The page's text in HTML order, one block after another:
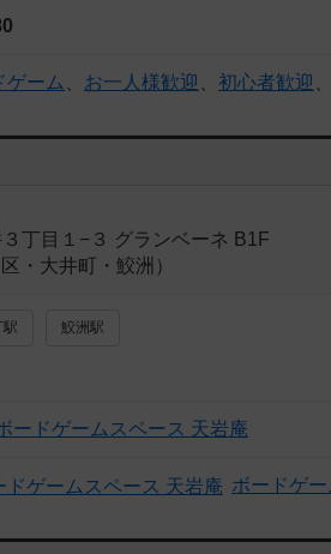
ゲーム お一人様歓迎 初心者歓迎
丁目１−３ グランベーネ B1F
・大井町・鮫洲）
駅 鮫洲駅
ードゲームスペース 天岩庵
ボードゲ